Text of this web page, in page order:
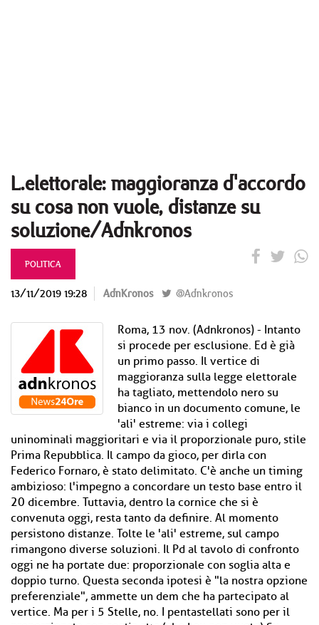
L.elettorale: maggioranza d'accordo
su cosa non vuole, distanze su
soluzione/Adnkronos
POLITICA
13/11/2019 19:28 AdnKronos @Adnkronos
Roma, 13 nov. (Adnkronos) - Intanto
si procede per esclusione. Ed è già
un primo passo. Il vertice di
maggioranza sulla legge elettorale
ha tagliato, mettendolo nero su
bianco in un documento comune, le
'ali' estreme: via i collegi
uninominali maggioritari e via il proporzionale puro, stile
Prima Repubblica. Il campo da gioco, per dirla con
Federico Fornaro, è stato delimitato. C'è anche un timing
ambizioso: l'impegno a concordare un testo base entro il
20 dicembre. Tuttavia, dentro la cornice che si è
convenuta oggi, resta tanto da definire. Al momento
persistono distanze. Tolte le 'ali' estreme, sul campo
rimangono diverse soluzioni. Il Pd al tavolo di confronto
oggi ne ha portate due: proporzionale con soglia alta e
doppio turno. Questa seconda ipotesi è "la nostra opzione
preferenziale", ammette un dem che ha partecipato al
vertice. Ma per i 5 Stelle, no. I pentastellati sono per il